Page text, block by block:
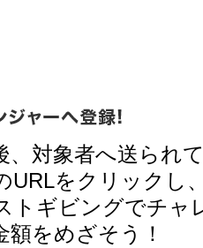
、対象者へ送られ
URLをクリックし
トギビングでチャ
額をめざそう！